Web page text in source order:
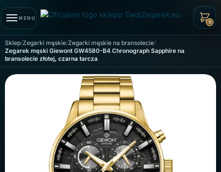
MENU
0
Sklep Zegarki męskie Zegarki męskie na bransolecie
Zegarek męski Giewont GW4580-B4 Chronograph Sapphire na
bransolecie złotej, czarna tarcza